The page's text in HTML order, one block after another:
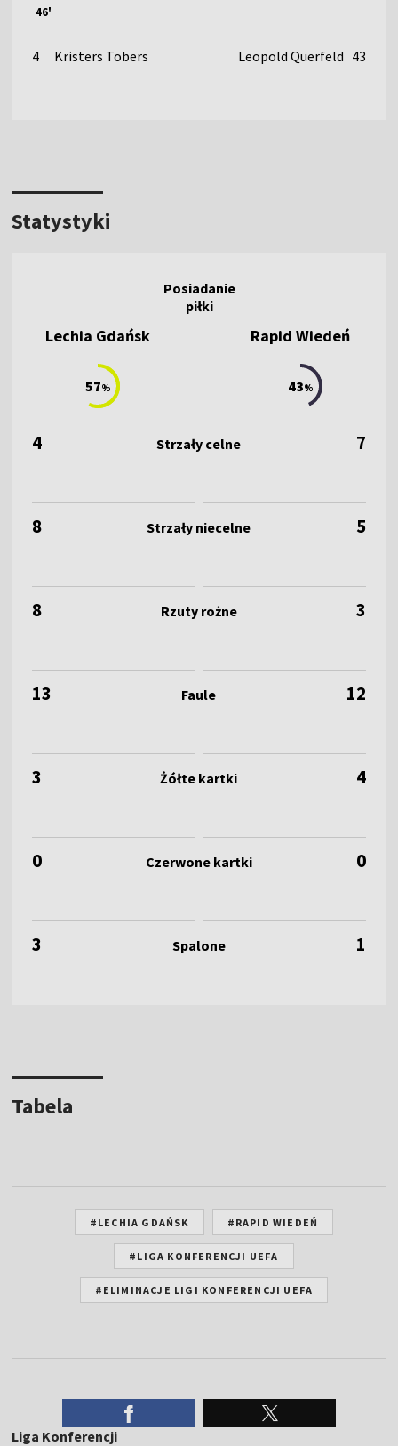
46'
4 Kristers Tobers Leopold Querfeld 43
Statystyki
57%
Lechia Gdańsk Rapid Wiedeń
43%
4
8
8
13
3
0
3
7
5
3
12
4
0
1
Tabela
#LECHIA GDAŃSK #RAPID WIEDEŃ
#LIGA KONFERENCJI UEFA
#ELIMINACJE LIGI KONFERENCJI UEFA
Liga Konferencji